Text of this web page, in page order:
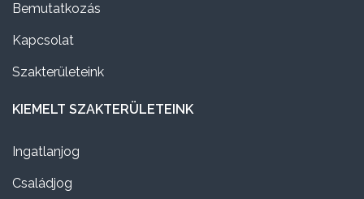
Bemutatkozás
Kapcsolat
Szakterületeink
KIEMELT SZAKTERÜLETEINK
Ingatlanjog
Családjog